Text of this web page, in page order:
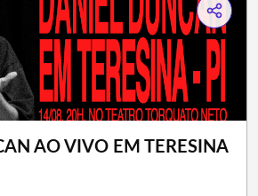
AO VIVO EM TERESINA